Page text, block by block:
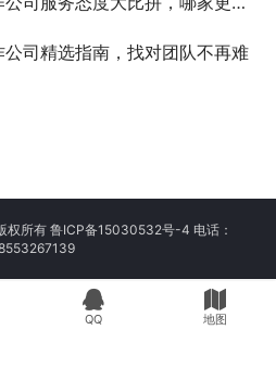
司精选指南，找对团队不再难
所有 鲁ICP备15030532号-4 电话：
QQ 地图